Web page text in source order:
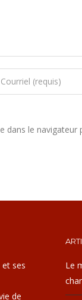
dans le
ses
de
Le